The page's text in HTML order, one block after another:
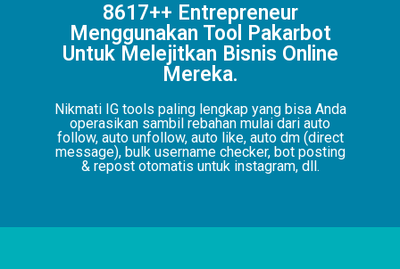
8617++ Entrepreneur
Menggunakan Tool Pakarbot
Untuk Melejitkan Bisnis Online
Mereka.
Nikmati IG tools paling lengkap yang bisa Anda
operasikan sambil rebahan mulai dari auto
follow, auto unfollow, auto like, auto dm (direct
message), bulk username checker, bot posting
& repost otomatis untuk instagram, dll.